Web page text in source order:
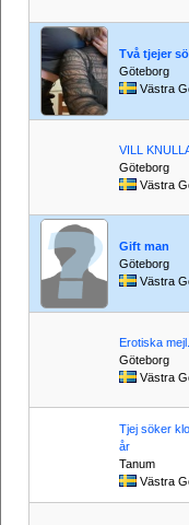
Två tjejer
Göteborg
Västra
VILL
Göteborg
Västra
Gift man
Göteborg
Västra
Erotiska mejl...
Göteborg
Västra
Tjej söker
år
Tanum
Västra